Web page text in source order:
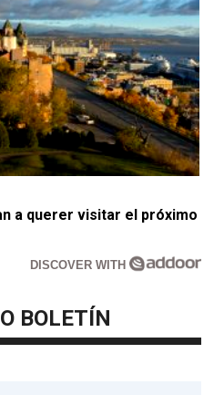
a querer visitar el próximo
DISCOVER WITH
BOLETÍN